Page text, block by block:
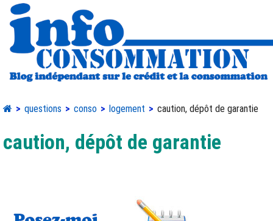
questions conso logement caution, dépôt de garantie
caution, dépôt de garantie